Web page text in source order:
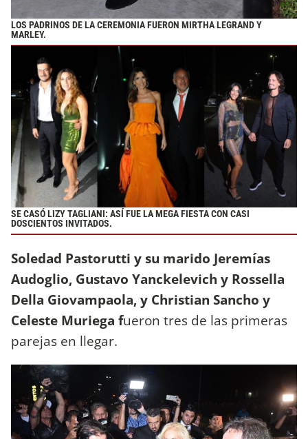
LOS PADRINOS DE LA CEREMONIA FUERON MIRTHA LEGRAND Y
MARLEY.
SE CASÓ LIZY TAGLIANI: ASÍ FUE LA MEGA FIESTA CON CASI
DOSCIENTOS INVITADOS.
Soledad Pastorutti y su marido Jeremías
Audoglio, Gustavo Yanckelevich y Rossella
Della Giovampaola, y Christian Sancho y
Celeste Muriega fueron tres de las primeras
parejas en llegar.